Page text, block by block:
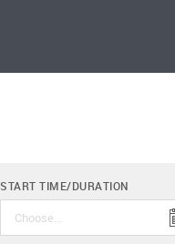
START TIME/DURATION